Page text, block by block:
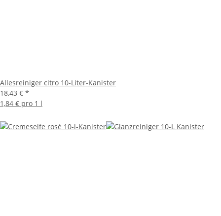
Allesreiniger citro 10-Liter-Kanister
18,43 € *
1,84 € pro 1 l